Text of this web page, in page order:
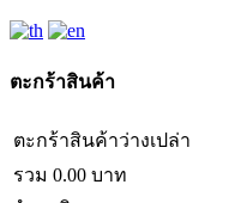
ตะกร้าสินค้า
ตะกร้าสินค้าว่างเปล่า
รวม 0.00 บาท